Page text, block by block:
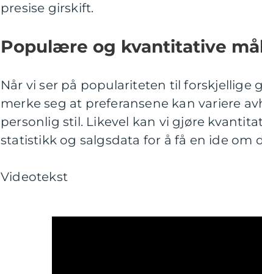
presise girskift.
Populære og kvantitative
Når vi ser på populariteten til forskjellige
merke seg at preferansene kan variere
personlig stil. Likevel kan vi gjøre
statistikk og salgsdata for å få en ide om
Videotekst